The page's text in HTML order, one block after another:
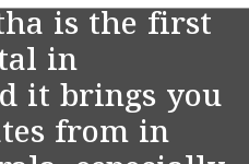
is the first
in
it brings you
from in